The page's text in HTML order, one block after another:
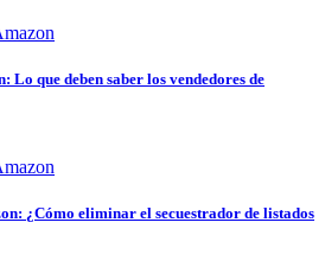
Lo que deben saber los vendedores de
¿Cómo eliminar el secuestrador de listados